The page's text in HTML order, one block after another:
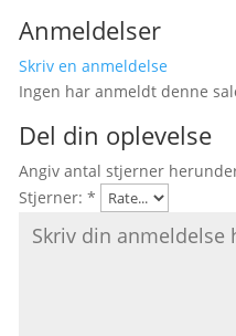
Anmeldelser
Skriv en anmeldelse
Ingen har anmeldt denne
Del din oplevelse
Angiv antal stjerner
Stjerner:*